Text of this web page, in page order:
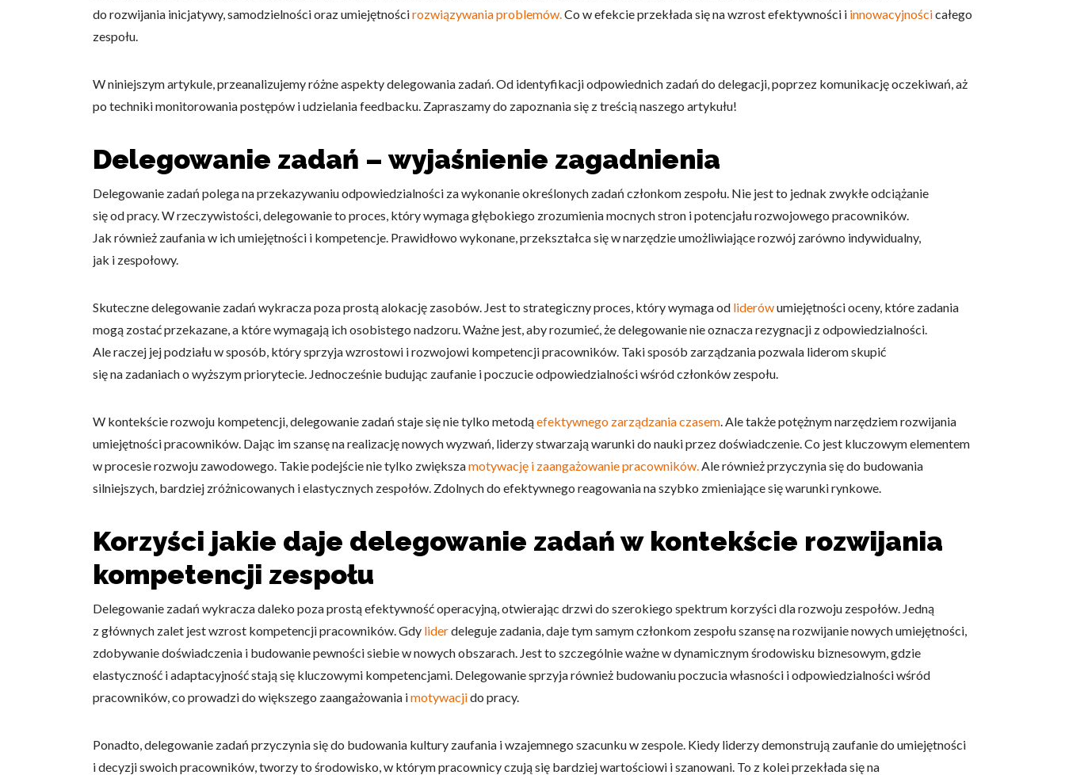
do rozwijania inicjatywy, samodzielności oraz umiejętnościrozwiązywania problemów.Co w efekcie przekłada się na wzrost efektywności i innowacyjnościcałego
zespołu.
W niniejszym artykule, przeanalizujemy różne aspekty delegowania zadań. Od identyfikacji odpowiednich zadań do delegacji, poprzez komunikację oczekiwań, aż
po techniki monitorowania postępów i udzielania feedbacku. Zapraszamy do zapoznania się z treścią naszego artykułu!
Delegowanie zadań – wyjaśnienie zagadnienia
Delegowanie zadań polega na przekazywaniu odpowiedzialności za wykonanie określonych zadań członkom zespołu. Nie jest to jednak zwykłe odciążanie
się od pracy. W rzeczywistości, delegowanie to proces, który wymaga głębokiego zrozumienia mocnych stron i potencjału rozwojowego pracowników.
Jak również zaufania w ich umiejętności i kompetencje. Prawidłowo wykonane, przekształca się w narzędzie umożliwiające rozwój zarówno indywidualny,
jak i zespołowy.
Skuteczne delegowanie zadań wykracza poza prostą alokację zasobów. Jest to strategiczny proces, który wymaga od liderówumiejętności oceny, które zadania
mogą zostać przekazane, a które wymagają ich osobistego nadzoru. Ważne jest, aby rozumieć, że delegowanie nie oznacza rezygnacji z odpowiedzialności.
Ale raczej jej podziału w sposób, który sprzyja wzrostowi i rozwojowi kompetencji pracowników. Taki sposób zarządzania pozwala liderom skupić
się na zadaniach o wyższym priorytecie. Jednocześnie budując zaufanie i poczucie odpowiedzialności wśród członków zespołu.
W kontekście rozwoju kompetencji, delegowanie zadań staje się nie tylko metodąefektywnego zarządzania czasem. Ale także potężnym narzędziem rozwijania
umiejętności pracowników. Dając im szansę na realizację nowych wyzwań, liderzy stwarzają warunki do nauki przez doświadczenie. Co jest kluczowym elementem
w procesie rozwoju zawodowego. Takie podejście nie tylko zwiększamotywację i zaangażowanie pracowników.Ale również przyczynia się do budowania
silniejszych, bardziej zróżnicowanych i elastycznych zespołów. Zdolnych do efektywnego reagowania na szybko zmieniające się warunki rynkowe.
Korzyści jakie daje delegowanie zadań w kontekście rozwijania
kompetencji zespołu
Delegowanie zadań wykracza daleko poza prostą efektywność operacyjną, otwierając drzwi do szerokiego spektrum korzyści dla rozwoju zespołów. Jedną
z głównych zalet jest wzrost kompetencji pracowników. Gdy liderdeleguje zadania, daje tym samym członkom zespołu szansę na rozwijanie nowych umiejętności,
zdobywanie doświadczenia i budowanie pewności siebie w nowych obszarach. Jest to szczególnie ważne w dynamicznym środowisku biznesowym, gdzie
elastyczność i adaptacyjność stają się kluczowymi kompetencjami. Delegowanie sprzyja również budowaniu poczucia własności i odpowiedzialności wśród
pracowników, co prowadzi do większego zaangażowania imotywacjido pracy.
Ponadto, delegowanie zadań przyczynia się do budowania kultury zaufania i wzajemnego szacunku w zespole. Kiedy liderzy demonstrują zaufanie do umiejętności
i decyzji swoich pracowników, tworzy to środowisko, w którym pracownicy czują się bardziej wartościowi i szanowani. To z kolei przekłada się na
Wykorzystujemy pliki cookie do spersonalizowania treści i reklam, aby oferować funkcje społecznościowe i analizować ruch w
analitycznym. Partnerzy mogą połączyć te informacje z innymi danymi otrzymanymi od Ciebie lub uzyskanymi podczas korzystania
z ich usług.